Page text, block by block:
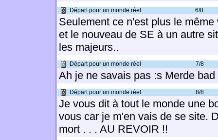
Départ pour un monde réel 6/8
Seulement ce n'est plus le
et le nouveau de SE à un autre
les majeurs..
Départ pour un monde réel 7/8
Ah je ne savais pas :s Merde bad
Départ pour un monde réel 8/8
Je vous dit à tout le monde une
vous car je m'en vais de se site.
mort . . . AU REVOIR !!